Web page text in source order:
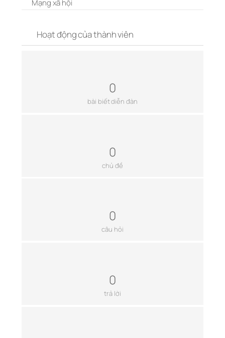
Mạng xã hội
Hoạt động của thành viên
0
bài biết diễn đàn
0
chủ đề
0
câu hỏi
0
trả lời